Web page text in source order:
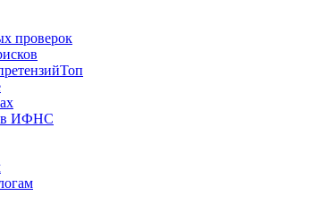
проверок
Топ
в ИФНС